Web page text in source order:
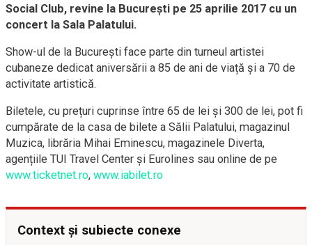
Social Club, revine la București pe 25 aprilie 2017 cu un
concert la Sala Palatului.
Show-ul de la București face parte din turneul artistei
cubaneze dedicat aniversării a 85 de ani de viață și a 70 de
activitate artistică.
Biletele, cu prețuri cuprinse între 65 de lei și 300 de lei, pot fi
cumpărate de la casa de bilete a Sălii Palatului, magazinul
Muzica, librăria Mihai Eminescu, magazinele Diverta,
agențiile TUI Travel Center și Eurolines sau online de pe
www.ticketnet.ro, www.iabilet.ro
Context și subiecte conexe